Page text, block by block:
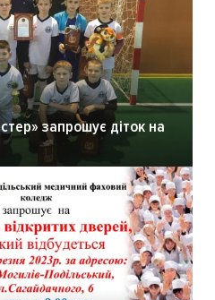
запрошує діток на